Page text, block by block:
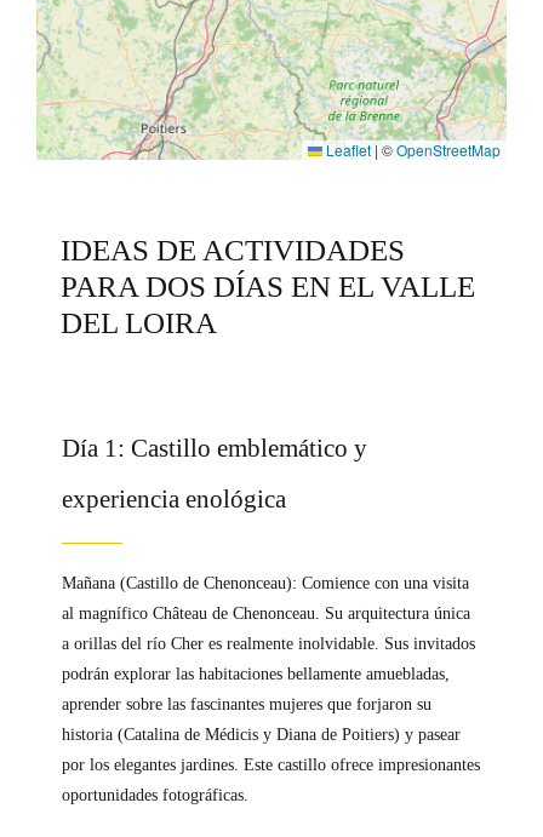
Leaflet | ©OpenStreetMap
IDEAS DE ACTIVIDADES
PARA DOS DÍAS EN EL VALLE
DEL LOIRA
Día 1: Castillo emblemático y
experiencia enológica
Mañana (Castillo de Chenonceau): Comience con una visita
al magnífico Château de Chenonceau. Su arquitectura única
a orillas del río Cher es realmente inolvidable. Sus invitados
podrán explorar las habitaciones bellamente amuebladas,
aprender sobre las fascinantes mujeres que forjaron su
historia (Catalina de Médicis y Diana de Poitiers) y pasear
por los elegantes jardines. Este castillo ofrece impresionantes
oportunidades fotográficas.